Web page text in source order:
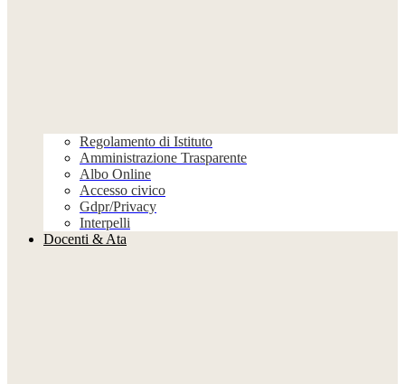
Regolamento di Istituto
Amministrazione Trasparente
Albo Online
Accesso civico
Gdpr/Privacy
Interpelli
Docenti & Ata